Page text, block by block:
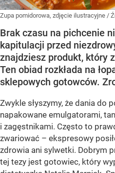
Zupa pomidorowa, zdjęcie ilustracyjne /
Brak czasu na pichcenie
kapitulacji przed
znajdziesz produkt, który
Ten obiad rozkłada na
sklepowych gotowców.
Zwykle słyszymy, że dania do
napakowane emulgatorami,
i zagęstnikami. Często to
zwariować – ekspresowy
zdrowia ani sylwetki. Dobrym
tej tezy jest gotowiec, który